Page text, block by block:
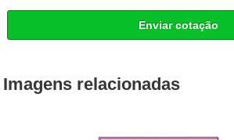
Enviar cotação
Imagens relacionadas